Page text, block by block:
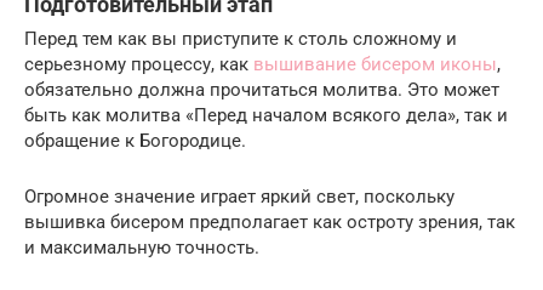
Перед тем как вы приступите к столь сложному и
серьезному процессу, как вышивание бисером иконы,
обязательно должна прочитаться молитва. Это может
быть как молитва «Перед началом всякого дела», так и
обращение к Богородице.
Огромное значение играет яркий свет, поскольку
вышивка бисером предполагает как остроту зрения, так
и максимальную точность.